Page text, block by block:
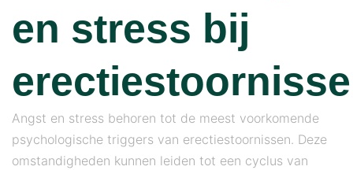
en stress bij
Angst en stress behoren tot de meest voorkomende
psychologische triggers van erectiestoornissen. Deze
omstandigheden kunnen leiden tot een cyclus van